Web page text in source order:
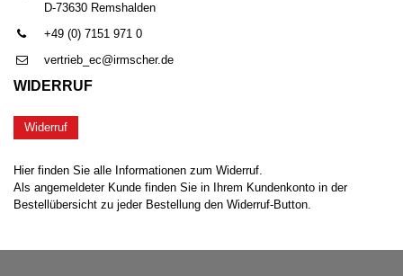
D-73630 Remshalden
+49 (0) 7151 971 0
vertrieb_ec@irmscher.de
WIDERRUF
Widerruf
Hier finden Sie alle Informationen zum Widerruf.
Als angemeldeter Kunde finden Sie in Ihrem Kundenkonto in der
Bestellübersicht zu jeder Bestellung den Widerruf-Button.